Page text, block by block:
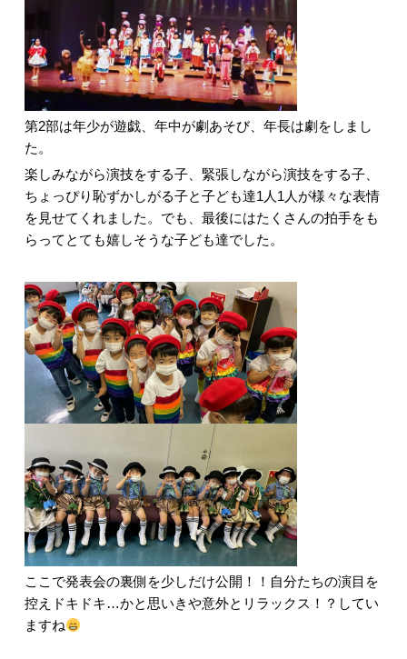
第2部は年少が遊戯、年中が劇あそび、年長は劇をしまし
た。
楽しみながら演技をする子、緊張しながら演技をする子、
ちょっぴり恥ずかしがる子と子ども達1人1人が様々な表情
を見せてくれました。でも、最後にはたくさんの拍手をも
らってとても嬉しそうな子ども達でした。
ここで発表会の裏側を少しだけ公開！！自分たちの演目を
控えドキドキ…かと思いきや意外とリラックス！？してい
ますね